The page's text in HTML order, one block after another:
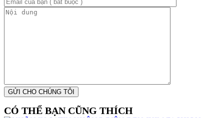
CÓ THỂ BẠN CŨNG THÍCH